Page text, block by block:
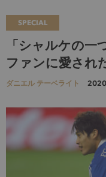
SPECIAL
「シャルケの一
ファンに愛され
ダニエル テーベライト